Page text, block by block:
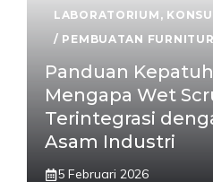
LABORATORIUM ,
/ PEMBUATAN
Panduan
Mengapa Wet
Terintegrasi
Asam Industri
5 Februari 2026